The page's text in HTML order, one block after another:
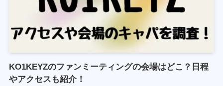
KO1KEYZのファンミーティングの会場はどこ？日程
やアクセスも紹介！